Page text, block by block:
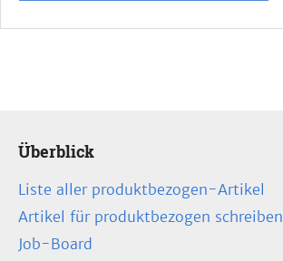
Überblick
Liste aller produktbezogen-Artikel
Artikel für produktbezogen schreiben
Job-Board